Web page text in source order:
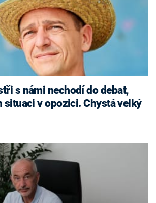
s námi nechodí do debat,
situaci v opozici. Chystá velký